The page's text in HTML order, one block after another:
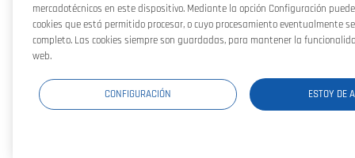
mercadotécnicos en este dispositivo. Mediante la opción Configuración
cookies que está permitido procesar, o cuyo procesamiento eventualmente
completo. Las cookies siempre son guardadas, para mantener la
web.
CONFIGURACIÓN ESTOY DE